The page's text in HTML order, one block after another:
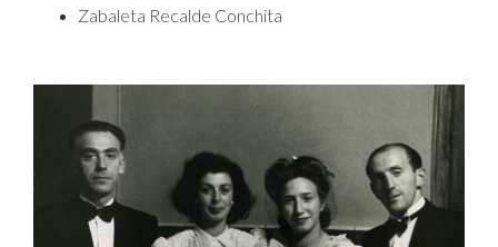
Zabaleta Recalde Conchita